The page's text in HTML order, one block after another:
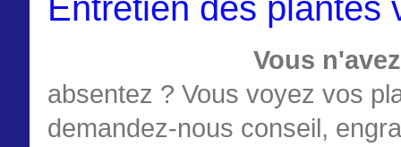
Vous
absentez ? Vous voyez vos
demandez-nous conseil,